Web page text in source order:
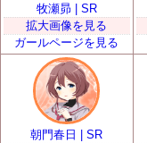
牧瀬昴 | SR
拡大画像を見る
ガールページを見る
朝門春日 | SR